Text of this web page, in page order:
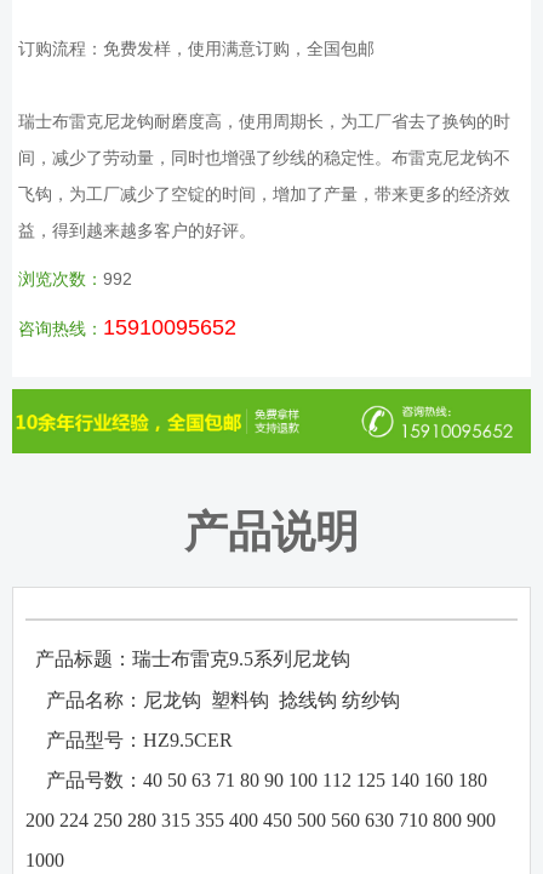
订购流程：免费发样，使用满意订购，全国包邮
瑞士布雷克尼龙钩耐磨度高，使用周期长，为工厂省去了换钩的时
间，减少了劳动量，同时也增强了纱线的稳定性。布雷克尼龙钩不
飞钩，为工厂减少了空锭的时间，增加了产量，带来更多的经济效
益，得到越来越多客户的好评。
浏览次数： 992
咨询热线： 15910095652
产品说明
产品标题：瑞士布雷克9.5系列尼龙钩
产品名称： 尼龙钩 塑料钩 捻线钩 纺纱钩
产品型号：HZ9.5CER
产品号数：40 50 63 71 80 90 100 112 125 140 160 180
200 224 250 280 315 355 400 450 500 560 630 710 800 900
1000